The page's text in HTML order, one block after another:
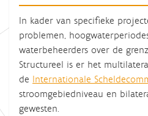
In kader van specifieke
problemen,
waterbeheerders over de
Structureel is er het
de Internationale
stroomgebiedniveau en
gewesten.